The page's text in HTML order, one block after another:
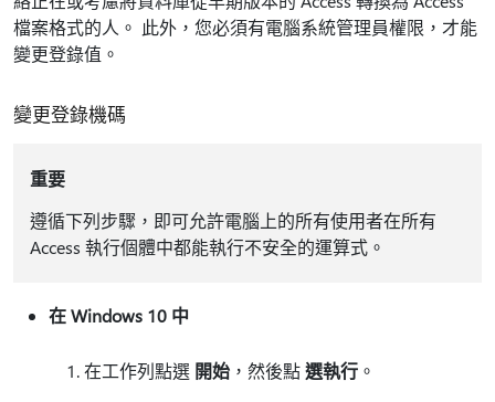
檔案格式的人。 此外，您必須有電腦系統管理員權限，才能
變更登錄值。
變更登錄機碼
重要
遵循下列步驟，即可允許電腦上的所有使用者在所有
Access 執行個體中都能執行不安全的運算式。
在 Windows 10 中
在工作列點選 開始 ，然後點選執行 。